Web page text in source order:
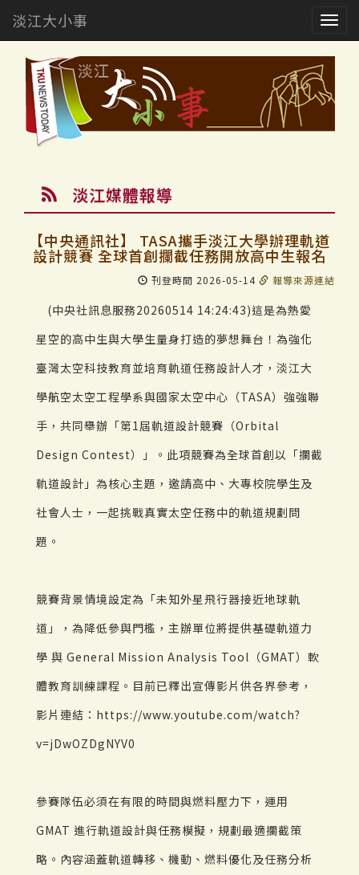
淡江大小事
淡江媒體報導
【中央通訊社】 TASA攜手淡江大學辦理軌道
設計競賽 全球首創攔截任務開放高中生報名
刊登時間 2026-05-14 報導來源連結
(中央社訊息服務20260514 14:24:43)這是為熱愛
星空的高中生與大學生量身打造的夢想舞台！為強化
臺灣太空科技教育並培育軌道任務設計人才，淡江大
學航空太空工程學系與國家太空中心（TASA）強強聯
手，共同舉辦「第1屆軌道設計競賽（Orbital
Design Contest）」。此項競賽為全球首創以「攔截
軌道設計」為核心主題，邀請高中、大專校院學生及
社會人士，一起挑戰真實太空任務中的軌道規劃問
題。
競賽背景情境設定為「未知外星飛行器接近地球軌
道」，為降低參與門檻，主辦單位將提供基礎軌道力
學 與 General Mission Analysis Tool（GMAT）軟
體教育訓練課程。目前已釋出宣傳影片供各界參考，
影片連結：https://www.youtube.com/watch?
v=jDwOZDgNYV0
參賽隊伍必須在有限的時間與燃料壓力下，運用
GMAT 進行軌道設計與任務模擬，規劃最適攔截策
略。內容涵蓋軌道轉移、機動、燃料優化及任務分析